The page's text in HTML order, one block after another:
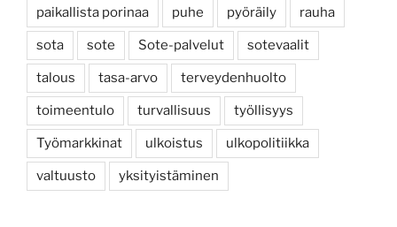
paikallista porinaa puhe pyöräily rauha
sota sote Sote-palvelut sotevaalit
talous tasa-arvo terveydenhuolto
toimeentulo turvallisuus työllisyys
Työmarkkinat ulkoistus ulkopolitiikka
valtuusto yksityistäminen